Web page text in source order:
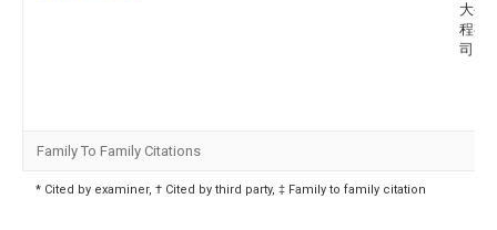
大公
程有
司
Family To Family Citations
* Cited by examiner, † Cited by third party, ‡ Family to family citation